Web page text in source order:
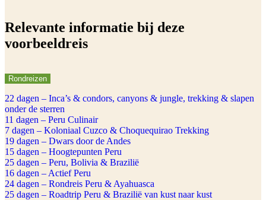
Relevante informatie bij deze
voorbeeldreis
Rondreizen
22 dagen – Inca’s & condors, canyons & jungle, trekking & slapen
onder de sterren
11 dagen – Peru Culinair
7 dagen – Koloniaal Cuzco & Choquequirao Trekking
19 dagen – Dwars door de Andes
15 dagen – Hoogtepunten Peru
25 dagen – Peru, Bolivia & Brazilië
16 dagen – Actief Peru
24 dagen – Rondreis Peru & Ayahuasca
25 dagen – Roadtrip Peru & Brazilië van kust naar kust